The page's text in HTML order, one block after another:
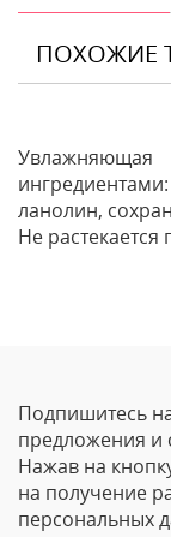
ПОХОЖИЕ
ланолин,
Не растекается
Ваше Имя
Email
Подпишитесь
предложения и
Нажав на
на получение
персональных